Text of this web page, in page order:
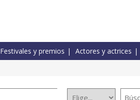
Festivales y premios Actores y actrices